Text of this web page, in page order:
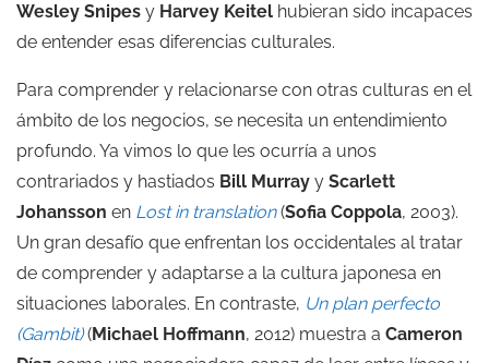
Wesley Snipes y Harvey Keitel hubieran sido incapaces
de entender esas diferencias culturales.
Para comprender y relacionarse con otras culturas en el
ámbito de los negocios, se necesita un entendimiento
profundo. Ya vimos lo que les ocurría a unos
contrariados y hastiados Bill Murray y Scarlett
Johansson en Lost in translation(Sofia Coppola, 2003).
Un gran desafío que enfrentan los occidentales al tratar
de comprender y adaptarse a la cultura japonesa en
situaciones laborales. En contraste, Un plan perfecto
(Gambit)(Michael Hoffmann, 2012) muestra a Cameron